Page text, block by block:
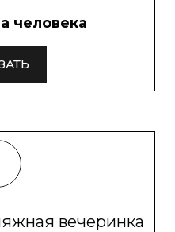
человека
вечеринка